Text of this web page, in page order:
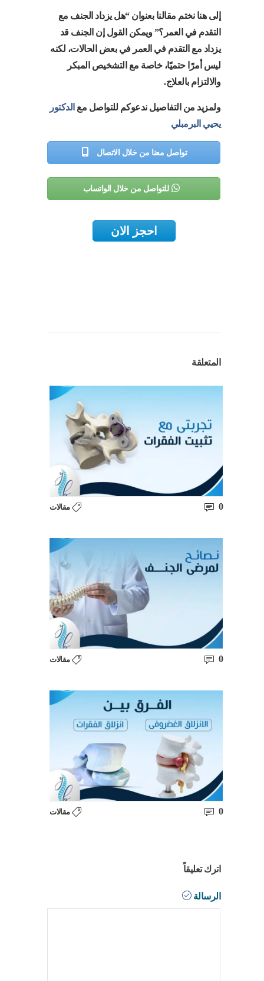
إلى هنا نختم مقالنا بعنوان “هل يزداد الجنف مع
التقدم في العمر؟” ويمكن القول إن الجنف قد
يزداد مع التقدم في العمر في بعض الحالات، لكنه
ليس أمرًا حتميًا، خاصة مع التشخيص المبكر
والالتزام بالعلاج.
ولمزيد من التفاصيل ندعوكم للتواصل مع الدكتور
يحيي البرمبلي
تواصل معنا من خلال الاتصال
للتواصل من خلال الواتساب
احجز الان
المتعلقة
مقالات 0
مقالات 0
مقالات 0
اترك تعليقاً
الرسالة